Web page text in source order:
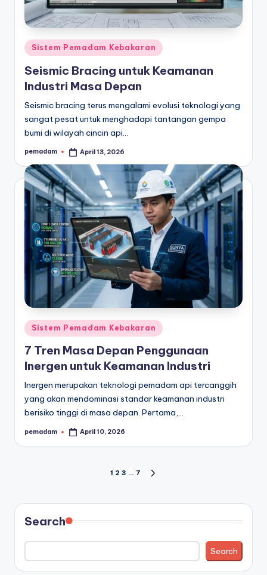
Posted
Sistem Pemadam Kebakaran
Seismic Bracing untuk Keamanan
Industri Masa Depan
Seismic bracing terus mengalami evolusi teknologi yang
sangat pesat untuk menghadapi tantangan gempa
bumi di wilayah cincin api…
Posted
pemadam April 13, 2026
Posted
in
Sistem Pemadam Kebakaran
7 Tren Masa Depan Penggunaan
Inergen untuk Keamanan Industri
Inergen merupakan teknologi pemadam api tercanggih
yang akan mendominasi standar keamanan industri
berisiko tinggi di masa depan. Pertama,…
Posted
pemadam April 10, 2026
pagination
1 2 3 … 7
Search
Search